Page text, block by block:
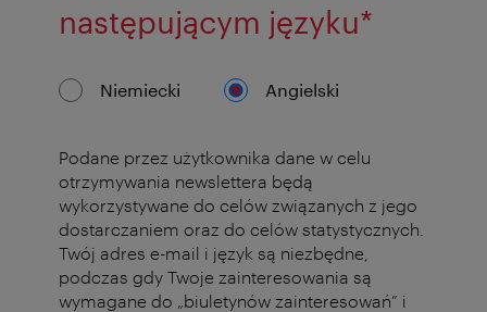
następującym języku*
Niemiecki Angielski
Podane przez użytkownika dane w celu
otrzymywania newslettera będą
wykorzystywane do celów związanych z jego
dostarczaniem oraz do celów statystycznych.
Twój adres e-mail i język są niezbędne,
podczas gdy Twoje zainteresowania są
wymagane do „biuletynów zainteresowań” i